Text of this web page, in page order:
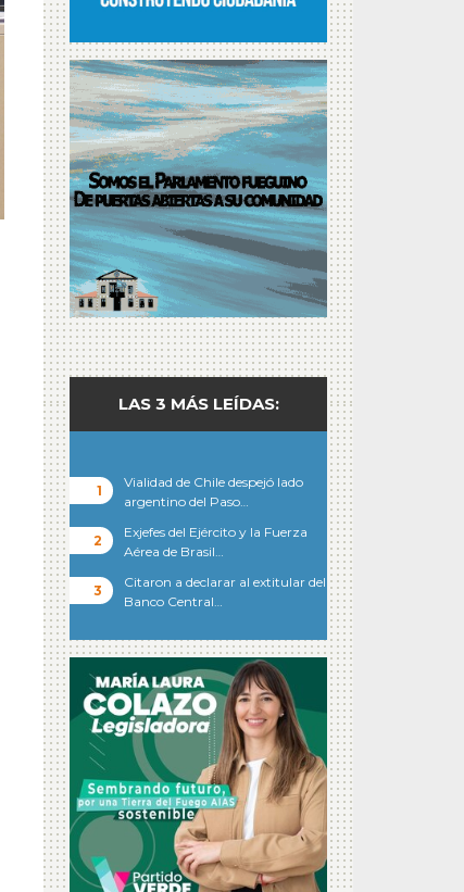
LAS 3 MÁS LEÍDAS:
Vialidad de Chile despejó lado
argentino del Paso…
Exjefes del Ejército y la Fuerza
Aérea de Brasil…
Citaron a declarar al extitular del
Banco Central…